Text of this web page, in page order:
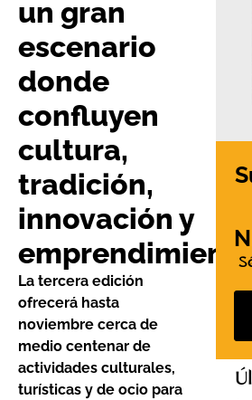
un gran
escenario
donde
confluyen
cultura,
tradición,
innovación y
La tercera edición
ofrecerá hasta
noviembre cerca de
medio centenar de
actividades culturales,
turísticas y de ocio para